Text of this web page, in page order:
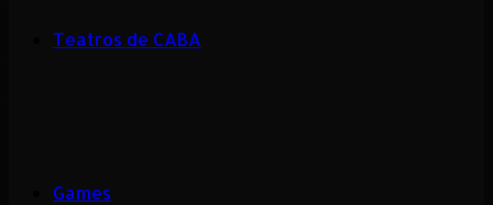
Teatros de CABA
Games